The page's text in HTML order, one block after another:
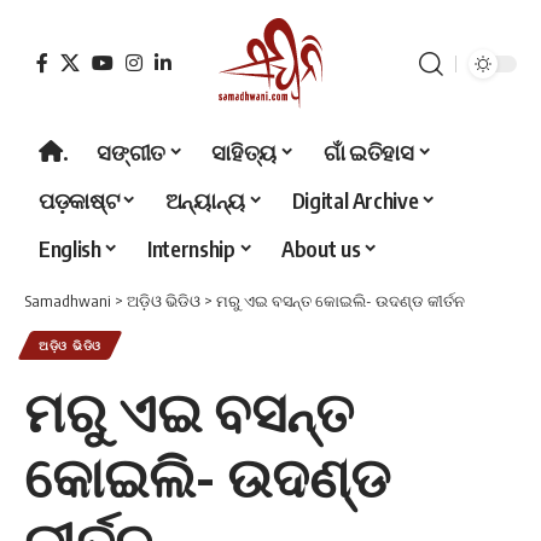
. ସଙ୍ଗୀତ ସାହିତ୍ୟ
ଗାଁ ଇତିହାସ
ପଡ଼କାଷ୍ଟ
ଅନ୍ୟାନ୍ୟ
Digital Archive
English
Internship About us
Samadhwani > ଅଡ଼ିଓ ଭିଡିଓ > ମରୁ ଏଇ ବସନ୍ତ କୋଇଲି- ଉଦଣ୍ଡ କୀର୍ତନ
ଅଡ଼ିଓ ଭିଡିଓ
ମରୁ ଏଇ ବସନ୍ତ
କୋଇଲି- ଉଦଣ୍ଡ